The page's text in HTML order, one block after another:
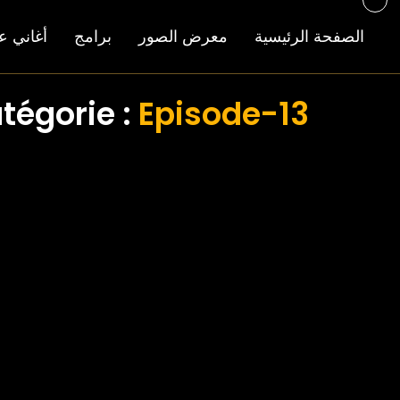
الصفحة الرئيسية معرض الصور برامج أغاني
: Episode-13